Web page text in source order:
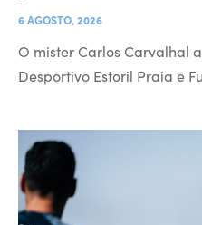
6 AGOSTO, 2026
O mister Carlos Carvalhal
Desportivo Estoril Praia e